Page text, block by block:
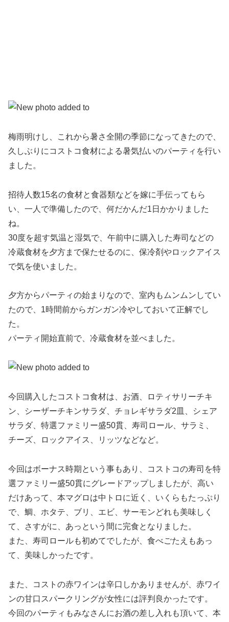
梅雨明けし、これから暑さ全開の季節になってきたので、
久しぶりにコストコ食材による暑気払いのパーティを行い
ました。
招待人数15名の食材と食器類などを嫁に手伝ってもら
い、一人で準備したので、何だかんだ1日かかりました
ね。
30度を超す気温と湿気で、午前中に購入した寿司などの
冷蔵食材を夕方まで保たせるのに、保冷剤やロックアイス
で気を使いました。
夕方からパーティの始まりなので、室内もムンムンしてい
たので、1時間前からガンガン冷やしておいて正解でし
た。
パーティ開始直前で、冷蔵食材を並べました。
今回購入したコストコ食材は、お酒、ロティサリーチキ
ン、シーザーチキンサラダ、チョレギサラダ2皿、シェア
サラダ、特選ファミリー盛50貫、寿司ロール、サラミ、
チーズ、ロックアイス、リッツなどなど。
今回はボーナス時期という事もあり、コストコの寿司を特
選ファミリー盛50貫にグレードアップしましたが、高い
だけあって、本マグロは中トロに近く、いくらもたっぷり
で、鯛、ホタテ、ブリ、エビ、サーモンどれも美味しく
て、さすがに、あっという間に完食となりました。
また、寿司ロールも初めてでしたが、食べごたえもあっ
て、美味しかったです。
また、コストの赤ワインは辛口しかありませんが、赤ワイ
ンの甘口スパークリングが女性には評判良かったです。
今回のパーティもみなさんにお酒の差し入れも頂いて、本